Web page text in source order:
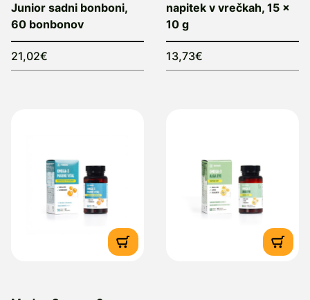
Junior sadni bonboni,
60 bonbonov
21,02€
napitek v vrečkah, 15 x
10 g
13,73€